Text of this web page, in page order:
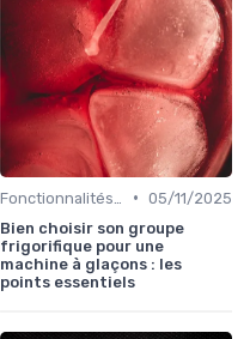
• 05/11/2025
Bien choisir son groupe
frigorifique pour une
machine à glaçons : les
points essentiels